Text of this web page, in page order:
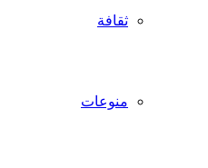
ثقافة
منوعات